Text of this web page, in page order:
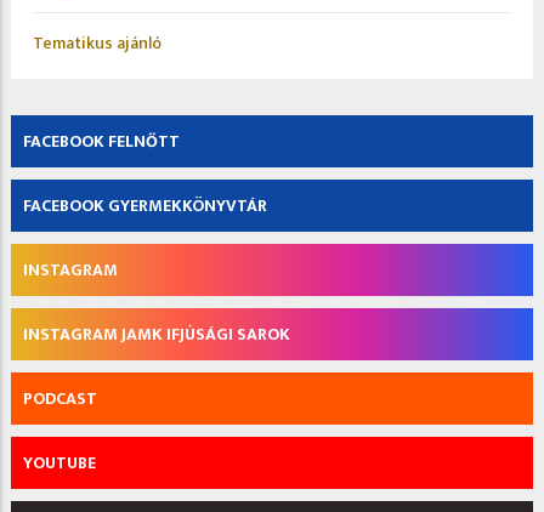
Tematikus ajánló
FACEBOOK FELNŐTT
FACEBOOK GYERMEKKÖNYVTÁR
INSTAGRAM
INSTAGRAM JAMK IFJÚSÁGI SAROK
PODCAST
YOUTUBE